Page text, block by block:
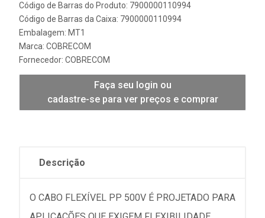
Código de Barras do Produto: 7900000110994
Código de Barras da Caixa: 7900000110994
Embalagem: MT1
Marca: COBRECOM
Fornecedor: COBRECOM
Faça seu login ou
cadastre-se para ver preços e comprar
Descrição
O CABO FLEXÍVEL PP 500V É PROJETADO PARA